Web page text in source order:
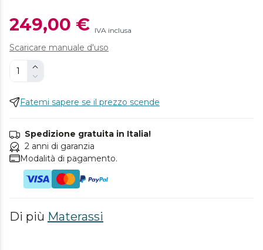
249,00 € IVA inclusa
Scaricare manuale d'uso
Fatemi sapere se il prezzo scende
Spedizione gratuita in Italia!
2 anni di garanzia
Modalità di pagamento.
Di più Materassi